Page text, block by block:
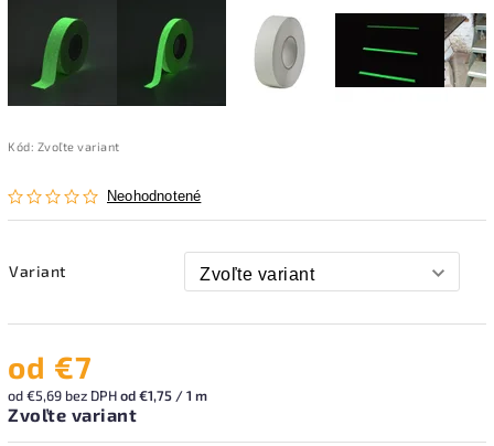
Kód: Zvoľte variant
Neohodnotené
Variant
od €7
od€5,69 bez DPHod €1,75 / 1 m
Zvoľte variant